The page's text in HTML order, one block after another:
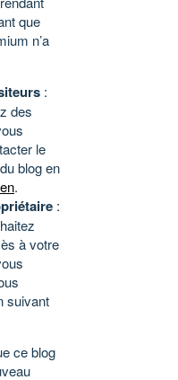
que
n’a
:
des
le
blog en
.
:
à votre
suivant
ce blog